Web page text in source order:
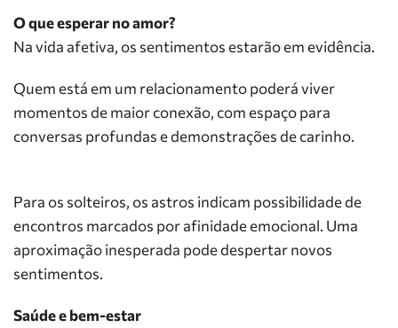
O que esperar no amor?
Na vida afetiva, os sentimentos estarão em evidência.
Quem está em um relacionamento poderá viver
momentos de maior conexão, com espaço para
conversas profundas e demonstrações de carinho.
Para os solteiros, os astros indicam possibilidade de
encontros marcados por afinidade emocional. Uma
aproximação inesperada pode despertar novos
sentimentos.
Saúde e bem-estar